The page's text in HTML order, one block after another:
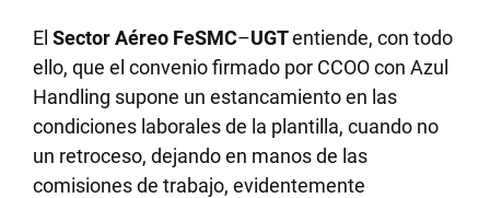
ElSector Aéreo FeSMC–UGTentiende, con todo
ello, que el convenio firmado por CCOO con Azul
Handling supone un estancamiento en las
condiciones laborales de la plantilla, cuando no
un retroceso, dejando en manos de las
comisiones de trabajo, evidentemente